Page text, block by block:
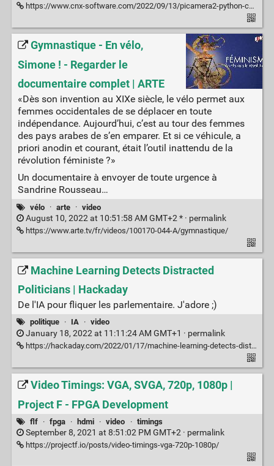
https://www.cnx-software.com/2022/09/13/picamera2-python-camera-library-for-raspberry-pi-leverages-libcamera-open-source-framework/
Gymnastique - En vélo,
Simone ! - Regarder le
documentaire complet | ARTE
«Dès son invention au XIXe siècle, le vélo permet aux
femmes occidentales de se déplacer en toute
indépendance. Aujourd’hui, c’est au tour des femmes
des pays arabes de s’en emparer. Et si ce véhicule, a
priori anodin et courant, était l’outil inattendu de la
révolution féministe ?»
Un documentaire à envoyer de toute urgence à
Sandrine Rousseau…
vélo · arte · video
August 10, 2022 at 10:51:58 AM GMT+2 * · permalink
https://www.arte.tv/fr/videos/100170-044-A/gymnastique/
Machine Learning Detects Distracted
Politicians | Hackaday
De l'IA pour fliquer les parlementaire. J'adore ;)
politique · IA · video
January 18, 2022 at 11:11:24 AM GMT+1 · permalink
https://hackaday.com/2022/01/17/machine-learning-detects-distracted-politicians/
Video Timings: VGA, SVGA, 720p, 1080p |
Project F - FPGA Development
flf · fpga · hdmi · video · timings
September 8, 2021 at 8:51:02 PM GMT+2 · permalink
https://projectf.io/posts/video-timings-vga-720p-1080p/